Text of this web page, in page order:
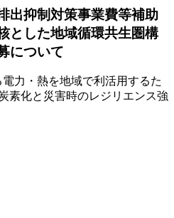
出抑制対策事業費等補助
とした地域循環共生圏構
について
力・熱を地域で利活用するた
素化と災害時のレジリエンス強